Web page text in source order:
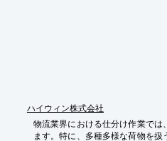
ハイウィン株式会社
物流業界における仕分け作業で
ます。特に、多種多様な荷物を